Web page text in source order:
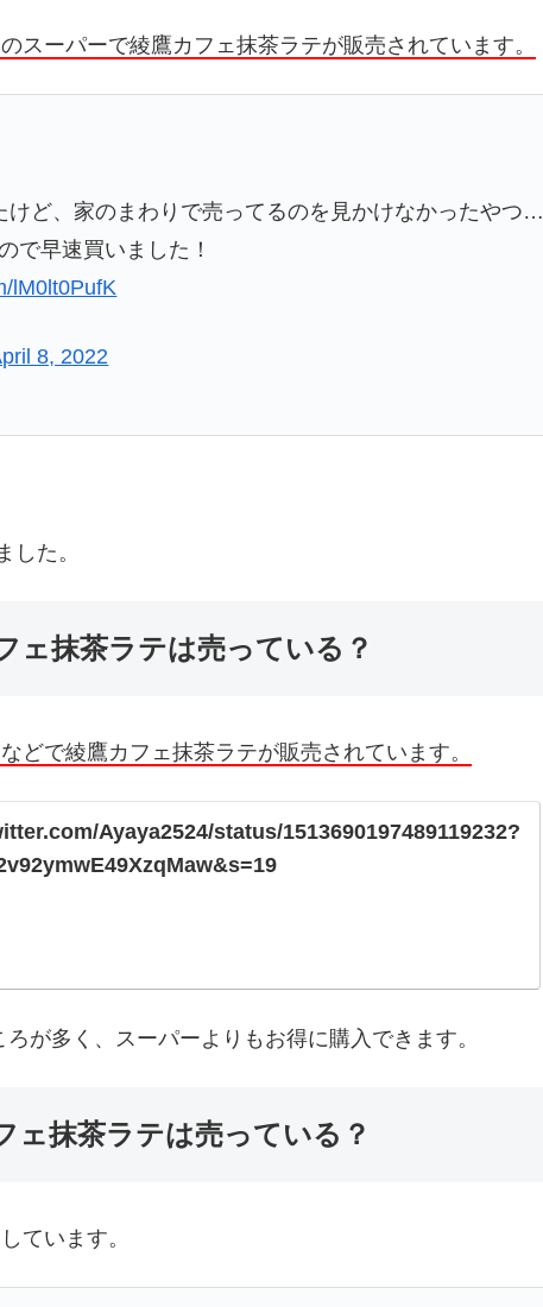
スーパーで綾鷹カフェ抹茶ラテが販売されています。
けど、家のまわりで売ってるのを見かけなかったやつ…
で早速買いました！
lM0lt0PufK
8, 2022
した。
ェ抹茶ラテは売っている？
どで綾鷹カフェ抹茶ラテが販売されています。
Ayaya2524/status/1513690197489119232?
ろが多く、スーパーよりもお得に購入できます。
ェ抹茶ラテは売っている？
ています。